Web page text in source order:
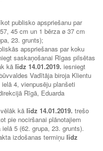
publisko apspriešanu par
45 cm un 1 bērza ø 37 cm
23. grunts);
apspriešanas par koku
saskaņošanai Rīgas pilsētas
kā līdz 14.01.2019. iesniegt
Vadītāja biroja Klientu
4, vienpusēju planšeti
Rīgā, Eduarda
kā līdz 14.01.2019. trešo
pie nociršanai plānotajiem
5 (62. grupa, 23. grunts).
izdošanas termiņu līdz